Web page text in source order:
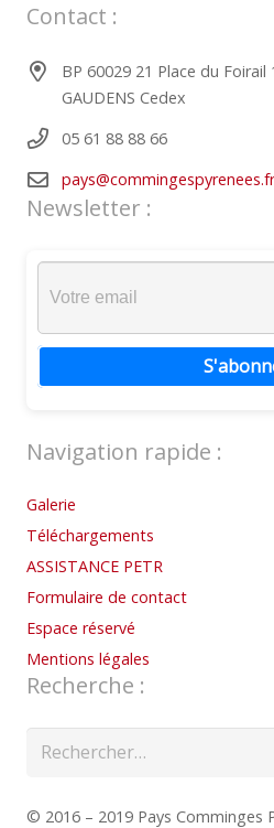
Contact :
BP 60029 21 Place du
GAUDENS Cedex
05 61 88 88 66
pays@commingespyrenees.fr
Newsletter :
Navigation rapide :
Galerie
Téléchargements
ASSISTANCE PETR
Formulaire de contact
Espace réservé
Mentions légales
Recherche :
© 2016 – 2019 Pays Comminges